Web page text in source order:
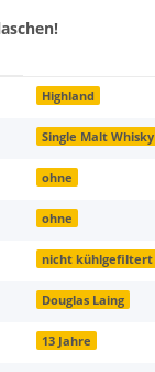
Highland
Single Malt Whisky
ohne
ohne
nicht kühlgefiltert
Douglas Laing
13 Jahre